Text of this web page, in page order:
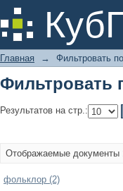
Фильтровать
Главная → Фильтровать
Фильтровать
Результатов на стр.:
Отображаемые документы
фольклор (2)